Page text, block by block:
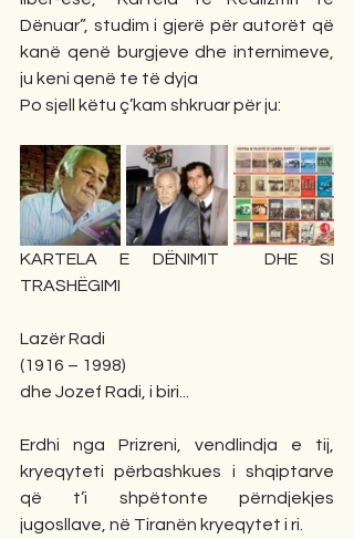
Dënuar”, studim i gjerë për autorët që
kanë qenë burgjeve dhe internimeve,
ju keni qenë te të dyja
Po sjell këtu ç’kam shkruar për ju:
KARTELA E DËNIMIT  DHE SI
TRASHËGIMI
Lazër Radi
(1916 – 1998)
dhe Jozef Radi, i biri...
Erdhi nga Prizreni, vendlindja e tij,
kryeqyteti përbashkues i shqiptarve
që t’i shpëtonte përndjekjes
jugosllave, në Tiranën kryeqytet i ri.